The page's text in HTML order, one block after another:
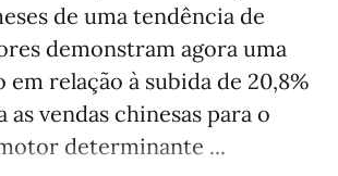
de uma tendência de
demonstram agora uma
em relação à subida de 20,8%
as vendas chinesas para o
determinante ...